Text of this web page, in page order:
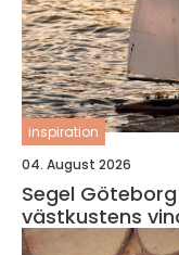
inspiration
04. August 2026
Segel
västkustens